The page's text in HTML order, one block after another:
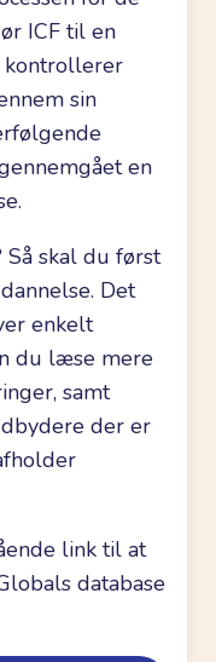
ICF til en
kontrollerer
sin
en
Så skal du først
Det
enkelt
du læse mere
samt
der er
link til at
database